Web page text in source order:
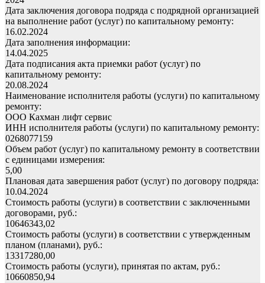
Дата заключения договора подряда с подрядной организацией
на выполнение работ (услуг) по капитальному ремонту:
16.02.2024
Дата заполнения информации:
14.04.2025
Дата подписания акта приемки работ (услуг) по
капитальному ремонту:
20.08.2024
Наименование исполнителя работы (услуги) по капитальному
ремонту:
ООО Кахман лифт сервис
ИНН исполнителя работы (услуги) по капитальному ремонту:
0268077159
Объем работ (услуг) по капитальному ремонту в соответствии
с единицами измерения:
5,00
Плановая дата завершения работ (услуг) по договору подряда:
10.04.2024
Стоимость работы (услуги) в соответствии с заключенными
договорами, руб.:
10646343,02
Стоимость работы (услуги) в соответствии с утвержденным
планом (планами), руб.:
13317280,00
Стоимость работы (услуги), принятая по актам, руб.:
10660850,94